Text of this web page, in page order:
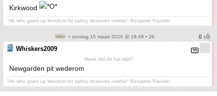
Kirkwood
"He who gives up freedom for safety deserves neither" Benjamin Franklin
• zondag 15 maart 2026 @ 18:49 • 28
Whiskers2009
Maak dat de kat wijs!!
Newgarden pit wederom
"He who gives up freedom for safety deserves neither" Benjamin Franklin